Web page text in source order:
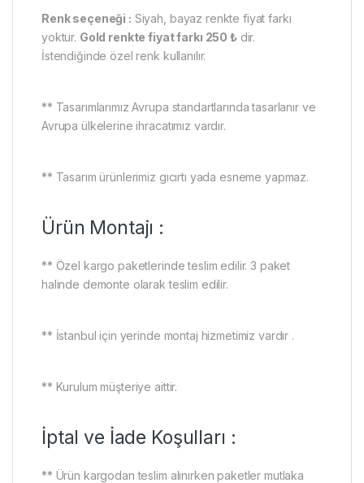
Renk seçeneği : Siyah, bayaz renkte fiyat farkı
yoktur. Gold renkte fiyat farkı 250 ₺ dir.
İstendiğinde özel renk kullanılır.
** Tasarımlarımız Avrupa standartlarında tasarlanır ve
Avrupa ülkelerine ihracatımız vardır.
** Tasarım ürünlerimiz gıcırtı yada esneme yapmaz.
Ürün Montajı :
** Özel kargo paketlerinde teslim edilir. 3 paket
halinde demonte olarak teslim edilir.
** İstanbul için yerinde montaj hizmetimiz vardır .
** Kurulum müşteriye aittir.
İptal ve İade Koşulları :
** Ürün kargodan teslim alınırken paketler mutlaka